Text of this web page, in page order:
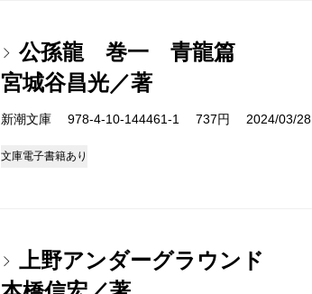
公孫龍 巻一 青龍篇
宮城谷昌光／著
新潮文庫 978-4-10-144461-1 737円 2024/03/28
文庫電子書籍あり
上野アンダーグラウンド